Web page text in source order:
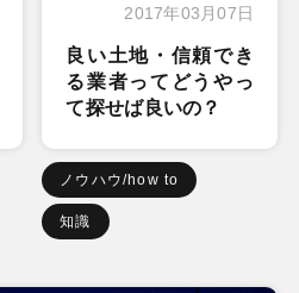
2017年03月07日
良い土地・信頼でき
る業者ってどうやっ
て探せば良いの？
ノウハウ/how to
知識